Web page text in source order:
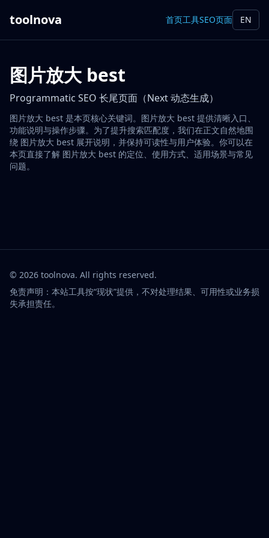
toolnova 首页工具SEO页面 EN
图片放大 best
Programmatic SEO 长尾页面（Next 动态生成）
图片放大 best 是本页核心关键词。图片放大 best 提供清晰入口、
功能说明与操作步骤。为了提升搜索匹配度，我们在正文自然地围
绕 图片放大 best 展开说明，并保持可读性与用户体验。你可以在
本页直接了解 图片放大 best 的定位、使用方式、适用场景与常见
问题。
© 2026 toolnova. All rights reserved.
免责声明：本站工具按“现状”提供，不对处理结果、可用性或业务损
失承担责任。